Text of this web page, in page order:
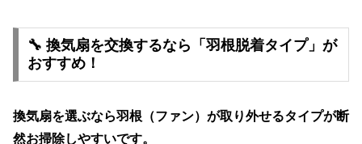
🔧 換気扇を交換するなら「羽根脱着タイプ」が
おすすめ！
換気扇を選ぶなら羽根（ファン）が取り外せるタイプが断
然お掃除しやすいです。